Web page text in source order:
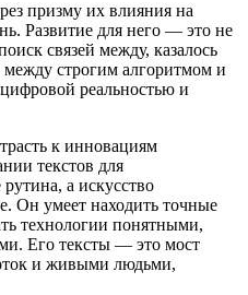
призму их влияния на
Развитие для него — это не
связей между, казалось
строгим алгоритмом и
реальностью и
к инновациям
текстов для
а искусство
Он умеет находить точные
технологии понятными,
Его тексты — это мост
и живыми людьми,